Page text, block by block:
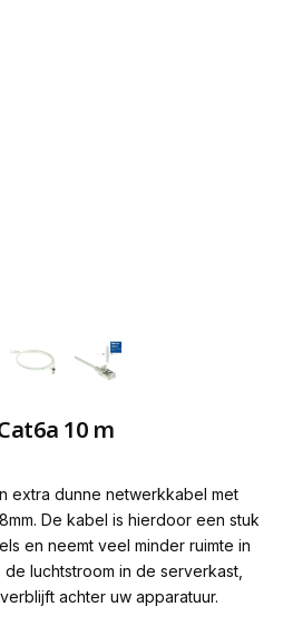
10 m
extra dunne netwerkkabel met
De kabel is hierdoor een stuk
en neemt veel minder ruimte in
luchtstroom in de serverkast,
achter uw apparatuur.